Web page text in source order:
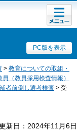
PC版を表示
メニュ
ー
> 教育についての取組・
員（教員採用検査情報）
者前倒し選考検査 > 受
新日：2024年11月6日